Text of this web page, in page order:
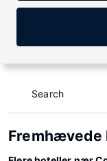
Search
Fremhævede